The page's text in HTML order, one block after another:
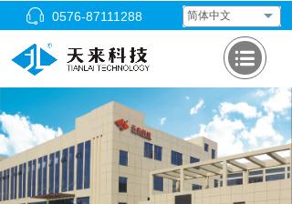
0576-87111288 简体中文